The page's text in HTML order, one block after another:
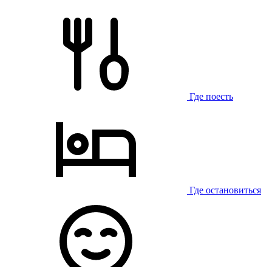
Где поесть
Где остановиться